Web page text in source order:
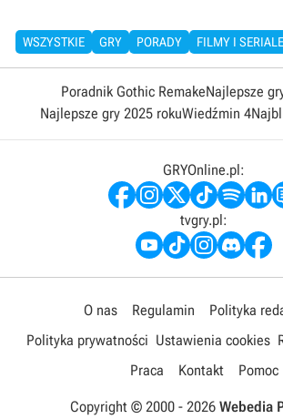
WSZYSTKIE GRY PORADY FILMY I SERIALE
Poradnik Gothic RemakeNajlepsze
Najlepsze gry 2025 rokuWiedźmin 4
GRYOnline.pl:
tvgry.pl:
O nas Regulamin
Polityka
Polityka prywatności Ustawienia cookies
Praca
Kontakt Pomoc
Copyright © 2000 - 2026 Webedia